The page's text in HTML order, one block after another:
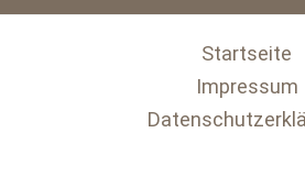
Startseite
Impressum